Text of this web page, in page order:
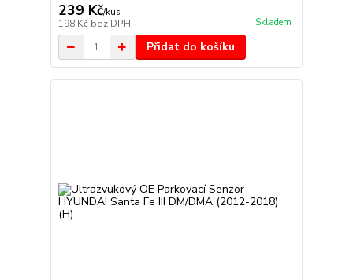
239 Kč/kus
198 Kč bez DPH Skladem
Přidat do košíku